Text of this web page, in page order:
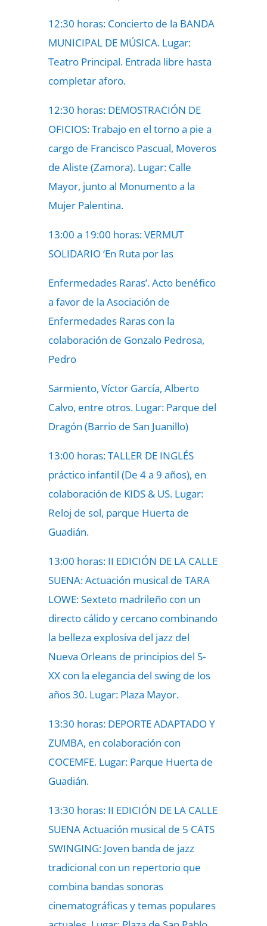
12:30 horas: Concierto de la BANDA
MUNICIPAL DE MÚSICA. Lugar:
Teatro Principal. Entrada libre hasta
completar aforo.
12:30 horas: DEMOSTRACIÓN DE
OFICIOS: Trabajo en el torno a pie a
cargo de Francisco Pascual, Moveros
de Aliste (Zamora). Lugar: Calle
Mayor, junto al Monumento a la
Mujer Palentina.
13:00 a 19:00 horas: VERMUT
SOLIDARIO ‘En Ruta por las
Enfermedades Raras’. Acto benéfico
a favor de la Asociación de
Enfermedades Raras con la
colaboración de Gonzalo Pedrosa,
Pedro
Sarmiento, Víctor García, Alberto
Calvo, entre otros. Lugar: Parque del
Dragón (Barrio de San Juanillo)
13:00 horas: TALLER DE INGLÉS
práctico infantil (De 4 a 9 años), en
colaboración de KIDS & US. Lugar:
Reloj de sol, parque Huerta de
Guadián.
13:00 horas: II EDICIÓN DE LA CALLE
SUENA: Actuación musical de TARA
LOWE: Sexteto madrileño con un
directo cálido y cercano combinando
la belleza explosiva del jazz del
Nueva Orleans de principios del S-
XX con la elegancia del swing de los
años 30. Lugar: Plaza Mayor.
13:30 horas: DEPORTE ADAPTADO Y
ZUMBA, en colaboración con
COCEMFE. Lugar: Parque Huerta de
Guadián.
13:30 horas: II EDICIÓN DE LA CALLE
SUENA Actuación musical de 5 CATS
SWINGING: Joven banda de jazz
tradicional con un repertorio que
combina bandas sonoras
cinematográficas y temas populares